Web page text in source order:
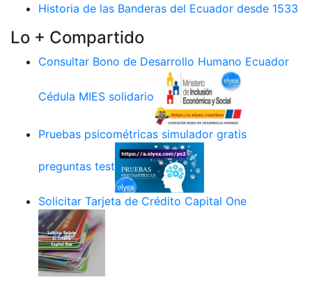
Historia de las Banderas del Ecuador desde 1533
Lo + Compartido
Consultar Bono de Desarrollo Humano Ecuador
Cédula MIES solidario
Pruebas psicométricas simulador gratis
preguntas test
Solicitar Tarjeta de Crédito Capital One